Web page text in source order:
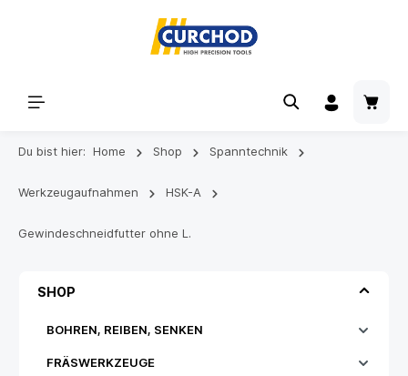
Du bist hier: Home Shop Spanntechnik
Werkzeugaufnahmen HSK-A
Gewindeschneidfutter ohne L.
SHOP
BOHREN, REIBEN, SENKEN
FRÄSWERKZEUGE